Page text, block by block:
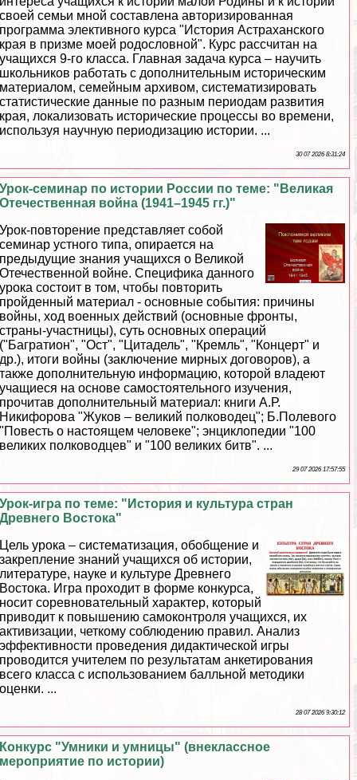
своей семьи мной составлена авторизированная
программа элективного курса "История Астpaxaнского
края в призме моей родословной". Курс рассчитан на
учащихся 9-го класса. Главная задача курса – научить
школьников работать с дополнительным историческим
материалом, семейным архивом, систематизировать
статистические данные по разным периодам развития
края, локализовать исторические процессы во времени,
используя научную периодизацию истории. ...
30 07 2026 8:31:24
Урок-семинар по истории России по теме: "Великая
Отечественная война (1941–1945 гг.)"
Урок-повторение представляет собой
семинар устного типа, опирается на
предыдущие знания учащихся о Великой
Отечественной войне. Специфика данного
урока состоит в том, чтобы повторить
пройденный материал - основные события: причины
войны, ход военных действий (основные фронты,
страны-участницы), суть основных операций
("Багратион", "Ост", "Цитадель", "Кремль", "Концерт" и
др.), итоги войны (заключение мирных договоров), а
также дополнительную информацию, которой владеют
учащиеся на основе самостоятельного изучения,
прочитав дополнительный материал: книги А.Р.
Никифорова "Жуков – великий полководец"; Б.Полевого
"Повесть о настоящем человеке"; энциклопедии "100
великих полководцев" и "100 великих битв". ...
29 07 2026 17:57:55
Урок-игра по теме: "История и культура стран
Древнего Востока"
Цель урока – систематизация, обобщение и
закрепление знаний учащихся об истории,
литературе, науке и культуре Древнего
Востока. Игра проходит в форме конкурса,
носит соревновательный хаpaктер, который
приводит к повышению самоконтроля учащихся, их
активизации, четкому соблюдению правил. Анализ
эффективности проведения дидактической игры
проводится учителем по результатам анкетирования
всего класса с использованием балльной методики
оценки. ...
28 07 2026 9:30:12
Конкурс "Умники и умницы" (внеклассное
мероприятие по истории)